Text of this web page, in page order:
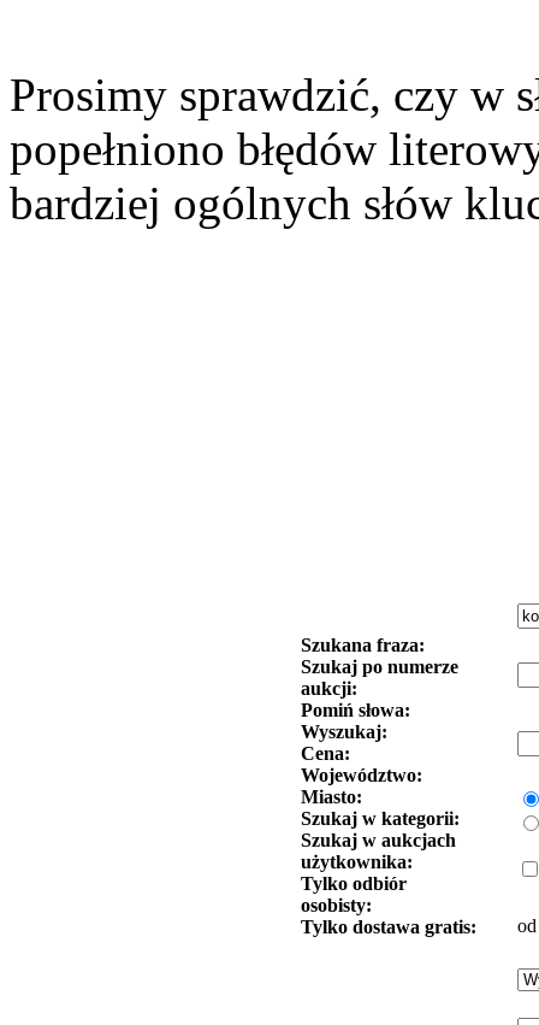
Prosimy sprawdzić, czy w
popełniono błędów
bardziej ogólnych słów
Szukana fraza:
Szukaj po numerze
aukcji:
Pomiń słowa:
Wyszukaj:
Cena:
Województwo:
Miasto:
Szukaj w kategorii:
Szukaj w aukcjach
użytkownika:
Tylko odbiór
osobisty:
Tylko dostawa gratis:
od